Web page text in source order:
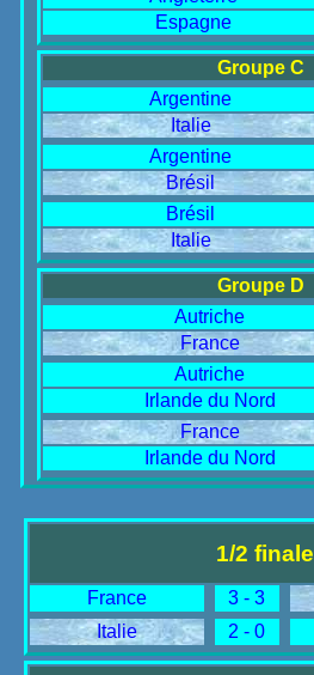
Espagne
Groupe C
Argentine
Italie
Argentine
Brésil
Brésil
Italie
Groupe D
Autriche
France
Autriche
Irlande du Nord
France
Irlande du Nord
1/2 finale
France 3 - 3
Italie
2 - 0